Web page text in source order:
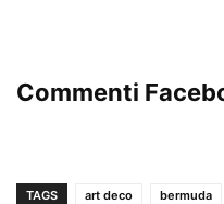
Commenti
TAGS art deco bermuda